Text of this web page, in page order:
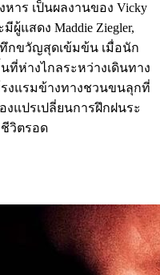
าร เป็นผลงานของ Vicky
ผู้แสดง Maddie Ziegler,
ทึกขวัญสุดเข้มข้น เมื่อนัก
ห่างไกลระหว่างเดินทาง
งแรมข้างทางชวนขนลุกที่
งแปรเปลี่ยนการฝึกฝนระ
ชีวิตรอด